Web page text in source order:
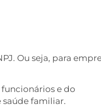
Ou seja, para
e do
saúde familiar.